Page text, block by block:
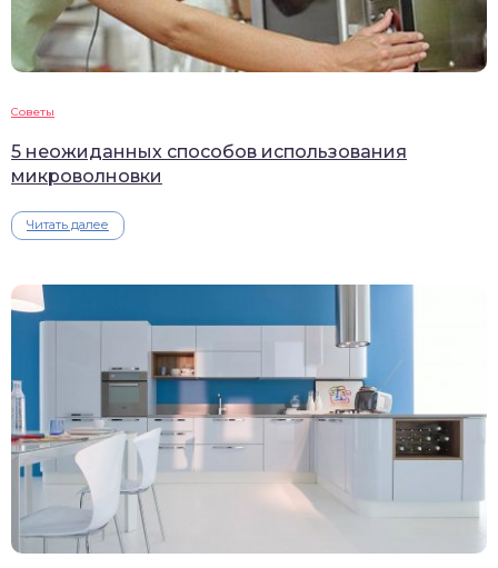
Советы
5 неожиданных способов использования
микроволновки
Читать далее